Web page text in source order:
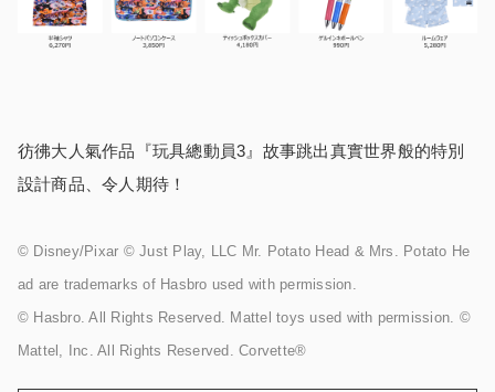
彷彿大人氣作品『玩具總動員3』故事跳出真實世界般的特別
設計商品、令人期待！
© Disney/Pixar © Just Play, LLC Mr. Potato Head & Mrs. Potato He
ad are trademarks of Hasbro used with permission.
© Hasbro. All Rights Reserved. Mattel toys used with permission. ©
Mattel, Inc. All Rights Reserved. Corvette®